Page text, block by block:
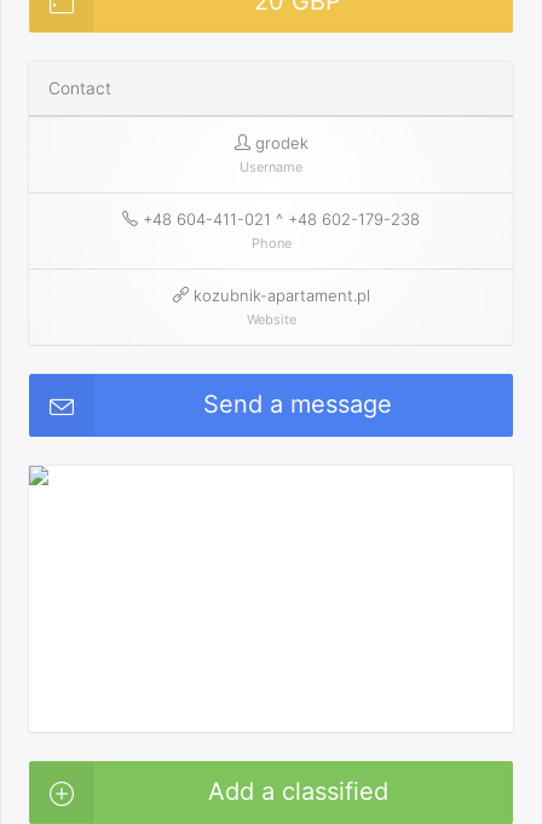
Contact
grodek
Username
+48 604-411-021 ^ +48 602-179-238
Phone
kozubnik-apartament.pl
Website
Send a message
Add a classified